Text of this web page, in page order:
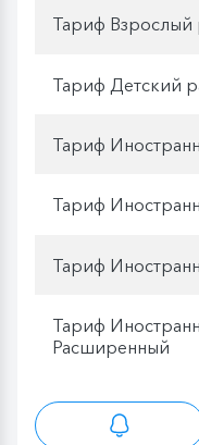
Тариф
Тариф Детский
Тариф
Тариф
Тариф
Тариф
Расширенный